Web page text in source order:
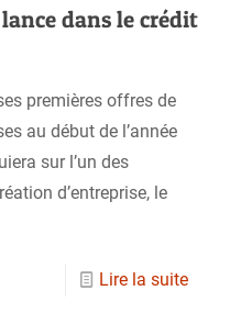
dans le crédit
premières offres de
au début de l’année
sur l’un des
d’entreprise, le
Lire la suite